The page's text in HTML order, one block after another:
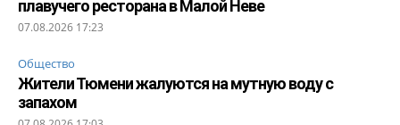
плавучего ресторана в Малой Неве
07.08.2026 17:23
Общество
Жители Тюмени жалуются на мутную воду с
запахом